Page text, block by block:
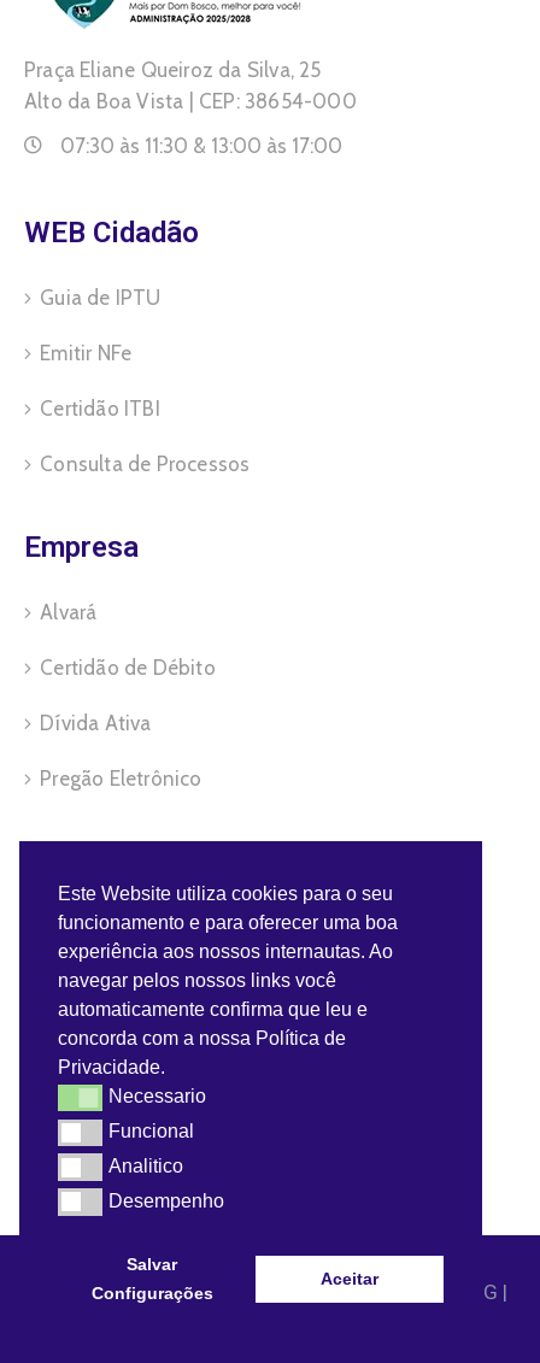
Praça Eliane Queiroz da Silva, 25
Alto da Boa Vista | CEP: 38654-000
07:30 às 11:30 & 13:00 às 17:00
WEB Cidadão
Guia de IPTU
Emitir NFe
Certidão ITBI
Consulta de Processos
Empresa
Alvará
Certidão de Débito
Dívida Ativa
Pregão Eletrônico
Benefícios do Servidor
Contra-Cheque
Convênios do Servidor
Webmail
© 2021 - Prefeitura Municipal de Dom Bosco - MG |
Este Website utiliza cookies para o seu
funcionamento e para oferecer uma boa
experiência aos nossos internautas. Ao
navegar pelos nossos links você
automaticamente confirma que leu e
concorda com a nossa Política de
Privacidade.
NecessarioNecessario
FuncionalFuncional
AnaliticoAnalitico
Desempenho
Desempenho
Salvar
Configurações
Aceitar